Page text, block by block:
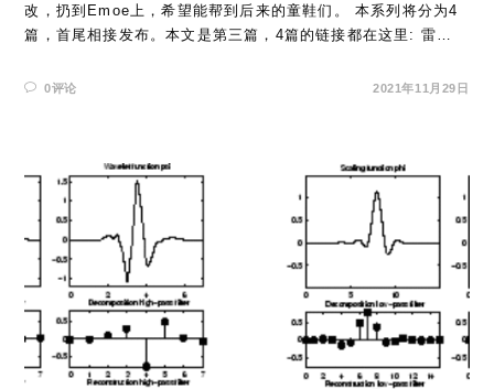
改，扔到Emoe上，希望能帮到后来的童鞋们。 本系列将分为4
篇，首尾相接发布。本文是第三篇，4篇的链接都在这里: 雷…
0评论 2021年11月29日